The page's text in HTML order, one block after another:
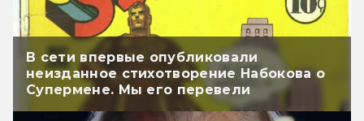
В сети впервые опубликовали
неизданное стихотворение Набокова о
Супермене. Мы его перевели